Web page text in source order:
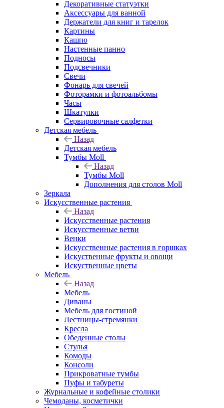
Декоративные статуэтки
Аксессуары для ванной
Держатели для книг и тарелок
Картины
Кашпо
Настенные панно
Подносы
Подсвечники
Свечи
Фонарь для свечей
Фоторамки и фотоальбомы
Часы
Шкатулки
Сервировочные салфетки
Детская мебель
Назад
Детская мебель
Тумбы Moll
Назад
Тумбы Moll
Дополнения для столов Moll
Зеркала
Искусственные растения
Назад
Искусственные растения
Искусственные ветви
Венки
Искусственные растения в горшках
Искуственные фрукты и овощи
Искуственные цветы
Мебель
Назад
Мебель
Диваны
Мебель для гостиной
Лестницы-стремянки
Кресла
Обеденные столы
Стулья
Комоды
Консоли
Прикроватные тумбы
Пуфы и табуреты
Журнальные и кофейные столики
Чемоданы, косметички